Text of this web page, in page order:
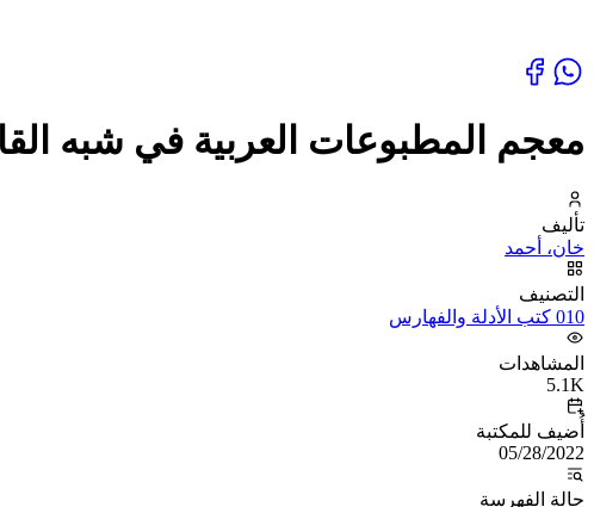
معجم المطبوعات العربية في شبه القارة
تأليف
خان، أحمد
التصنيف
010 كتب الأدلة والفهارس
المشاهدات
5.1K
أُضيف للمكتبة
05/28/2022
حالة الفهرسة